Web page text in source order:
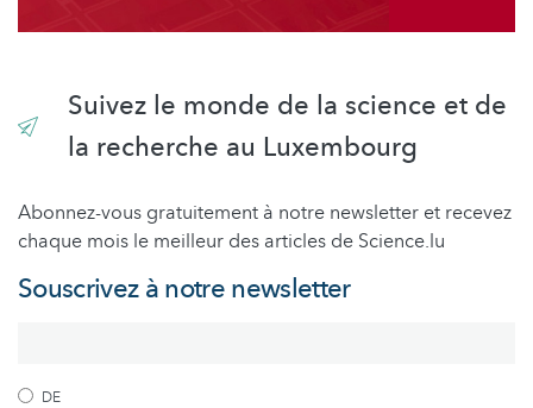
Suivez le monde de la science et de
la recherche au Luxembourg
Abonnez-vous gratuitement à notre newsletter et recevez
chaque mois le meilleur des articles de Science.lu
Souscrivez à notre newsletter
DE